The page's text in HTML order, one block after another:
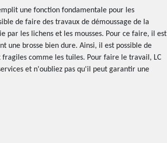
une fonction fondamentale pour les
de faire des travaux de démoussage de la
par les lichens et les mousses. Pour ce faire, il est
une brosse bien dure. Ainsi, il est possible de
comme les tuiles. Pour faire le travail, LC
et n'oubliez pas qu'il peut garantir une